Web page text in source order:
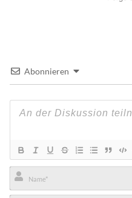
Abonnieren